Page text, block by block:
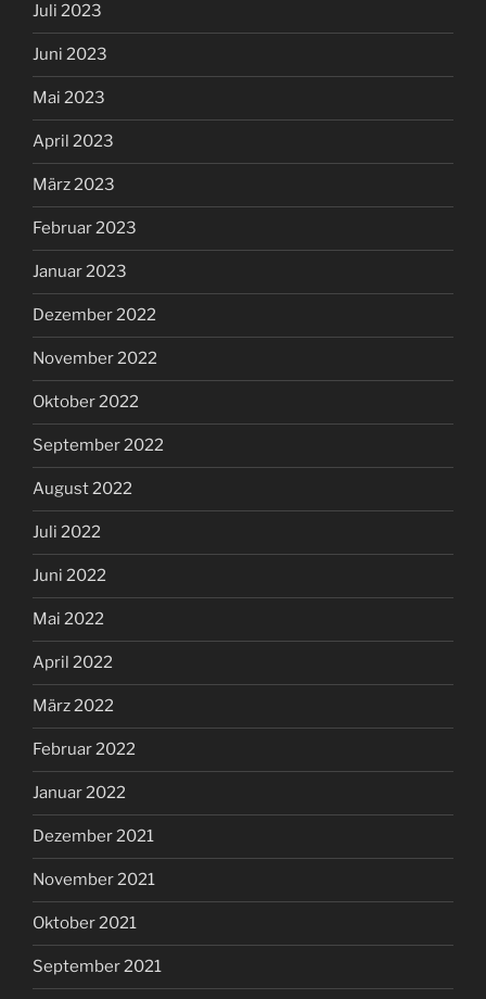
Juli 2023
Juni 2023
Mai 2023
April 2023
März 2023
Februar 2023
Januar 2023
Dezember 2022
November 2022
Oktober 2022
September 2022
August 2022
Juli 2022
Juni 2022
Mai 2022
April 2022
März 2022
Februar 2022
Januar 2022
Dezember 2021
November 2021
Oktober 2021
September 2021